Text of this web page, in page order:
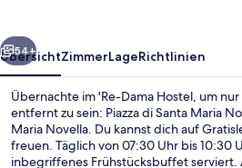
Weiter
54+
ÜbersichtZimmerLageRichtlinien
Übernachte im 'Re-Dama Hostel, um
entfernt zu sein: Piazza di Santa Maria
Maria Novella. Du kannst dich auf
freuen. Täglich von 07:30 Uhr bis 10:30
inbegriffenes Frühstücksbuffet serviert.